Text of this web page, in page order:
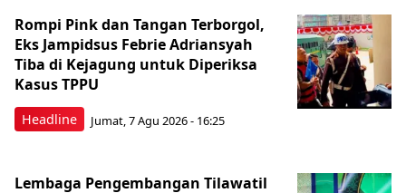
Headline
Rompi Pink dan Tangan Terborgol,
Eks Jampidsus Febrie Adriansyah
Tiba di Kejagung untuk Diperiksa
Kasus TPPU
Jumat, 7 Agu 2026 - 16:25
Lembaga Pengembangan Tilawatil